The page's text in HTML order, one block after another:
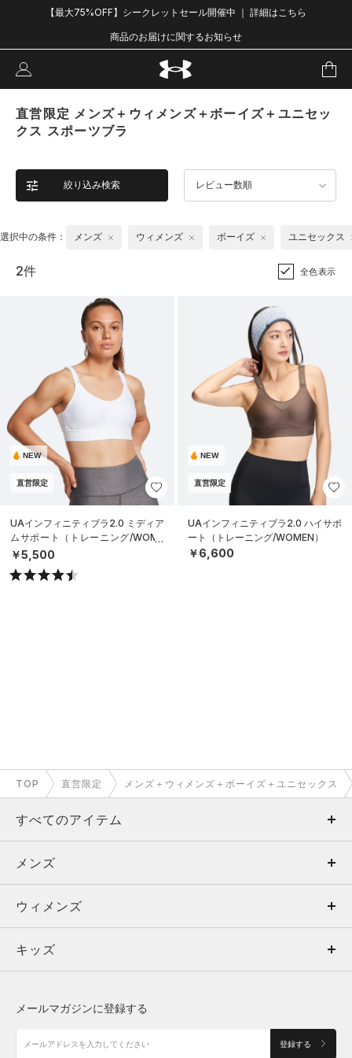
【最大75%OFF】シークレットセール開催中 ｜ 詳細はこちら
商品のお届けに関するお知らせ
直営限定 メンズ＋ウィメンズ＋ボーイズ＋ユニセッ
クス スポーツブラ
絞り込み検索 レビュー数順
選択中の条件： メンズ ウィメンズ ボーイズ ユニセックス
2件 全色表示
NEW
直営限定
UAインフィニティブラ2.0 ミディア
ムサポート（トレーニング/WOME
N）
￥5,500
NEW
直営限定
UAインフィニティブラ2.0 ハイサポ
ート（トレーニング/WOMEN）
￥6,600
TOP 直営限定 メンズ＋ウィメンズ＋ボーイズ＋ユニセックス
すべてのアイテム
メンズ
ウィメンズ
キッズ
アクセサリー
メンズ
トップス
ボトムス
アクセサリー
ウィメンズ
トップス
シューズ
キッズ
メールマガジンに登録する
登録する